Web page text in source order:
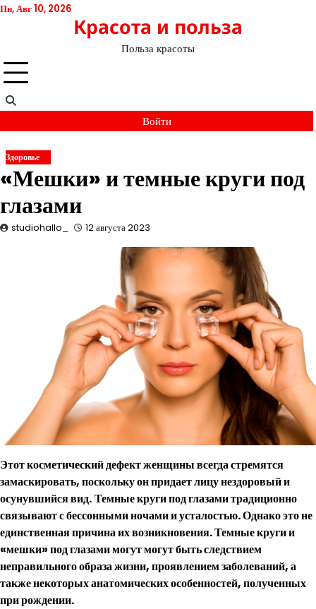
Перейти
Пн, Авг 10, 2026
Красота и польза
Польза красоты
Войти
Здоровье
«Мешки» и темные круги под
глазами
studiohallo_ 12 августа 2023
Этот косметический дефект женщинывсегда стремятся
замаскировать, поскольку он придает лицу нездоровыйи
осунувшийся вид.Темные круги под глазами традиционно
связывают с бессонными ночамии усталостью. Однако это не
единственная причина их возникновения. Темные круги и
«мешки» под глазами могут могут быть следствием
неправильного образа жизни, проявлением заболеваний, а
также некоторых анатомических особенностей, полученных
при рождении.